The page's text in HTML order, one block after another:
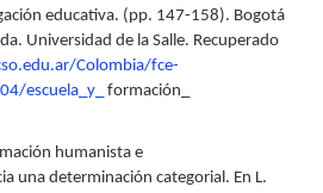
educativa. (pp. 147-158). Bogotá
Universidad de la Salle. Recuperado
Colombia/fce-
escuela_y_
formación_
humanista e
una determinación categorial. En L.